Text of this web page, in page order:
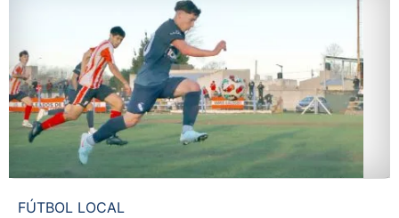
FÚTBOL LOCAL